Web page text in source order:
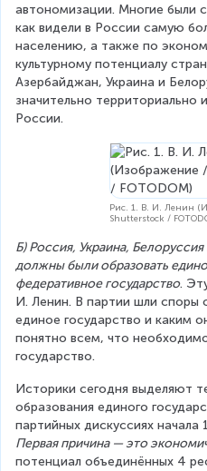
автономизации. Многие были
как видели в России самую
населению, а также по
культурному потенциалу
Азербайджан, Украина и
значительно территориально
России.
Рис. 1. В. И. Ленин
Shutterstock /
Б) Россия, Украина,
должны были образовать
федеративное государство.
И. Ленин. В партии шли споры
единое государство и каким
понятно всем, что
государство.
Историки сегодня выделяют
образования единого
партийных дискуссиях
Первая причина — это
потенциал объединённых 4